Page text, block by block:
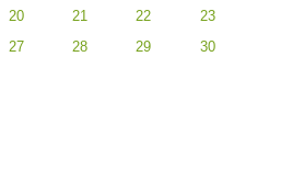
20 21 22
23
27 28 29
30